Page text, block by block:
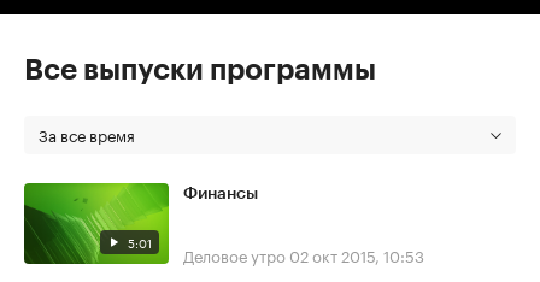
Все выпуски программы
За все время
5:01
Финансы
Деловое утро 02 окт 2015, 10:53